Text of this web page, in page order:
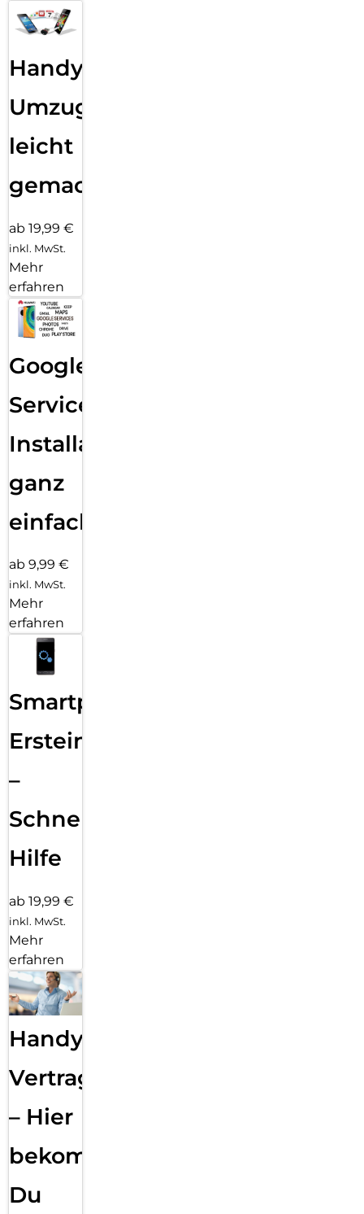
Handy
Umzug
leicht
gemacht!
ab 19,99 €
inkl. MwSt.
Mehr
erfahren
Google
Services
Installation
ganz
einfach
ab 9,99 €
inkl. MwSt.
Mehr
erfahren
Smartphone
Ersteinrichtung
–
Schnelle
Hilfe
ab 19,99 €
inkl. MwSt.
Mehr
erfahren
Handy
Vertragsabwicklung
– Hier
bekommst
Du